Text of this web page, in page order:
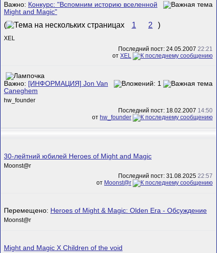
Важно: Конкурс: "Вспомним историю вселенной
Might and Magic"
( 1 2 )
XEL
Последний пост: 24.05.2007 22:21
от XEL
Важно: [ИНФОРМАЦИЯ] Jon Van
Caneghem
hw_founder
Последний пост: 18.02.2007 14:50
от hw_founder
30-лейтний юбилей Heroes of Might and Magic
Mооnst@r
Последний пост: 31.08.2025 22:57
от Mооnst@r
Перемещено: Heroes of Might & Magic: Olden Era - Обсуждение
Mооnst@r
Might and Magic X Children of the void